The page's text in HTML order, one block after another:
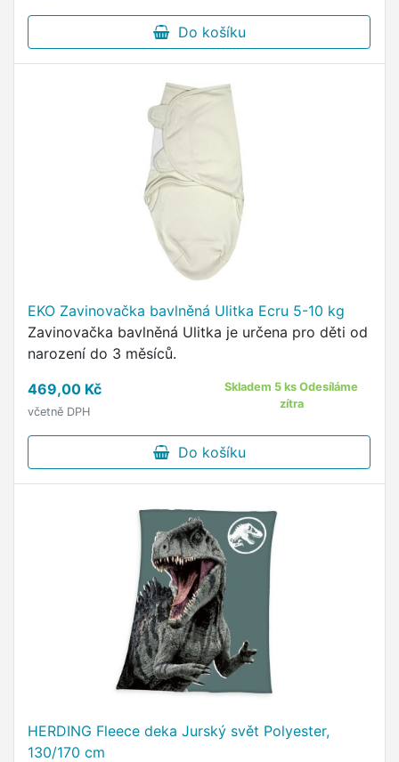
Do košíku
EKO Zavinovačka bavlněná Ulitka Ecru 5-10 kg
Zavinovačka bavlněná Ulitka je určena pro děti od
narození do 3 měsíců.
469,00 Kč
včetně DPH
Skladem 5 ks Odesíláme
zítra
Do košíku
HERDING Fleece deka Jurský svět Polyester,
130/170 cm